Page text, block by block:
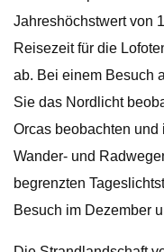
Jahreshöchstwert von
Reisezeit für die
ab. Bei einem Besuch
Sie das Nordlicht
Orcas beobachten und
Wander- und
begrenzten
Besuch im Dezember